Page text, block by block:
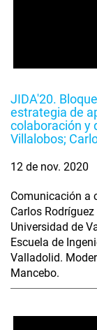
JIDA'20.
estrategia de
colaboración y
Villalobos;
12 de nov. 2020
Comunicación a
Carlos
Universidad de
Escuela de
Valladolid.
Mancebo.